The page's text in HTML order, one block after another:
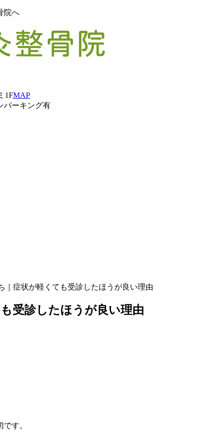
院へ
1FMAP
パーキング有
｜症状が軽くても受診したほうが良い理由
受診したほうが良い理由
す。